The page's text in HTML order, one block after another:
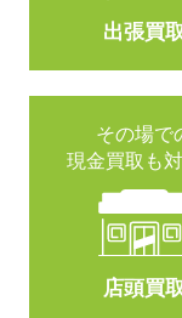
出張買取
現金買取も対
店頭買取